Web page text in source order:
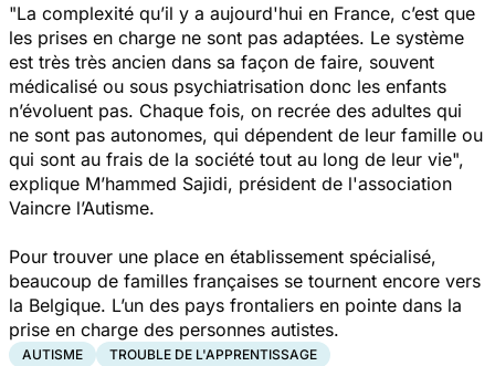
"La complexité qu’il y a aujourd'hui en France, c’est que
les prises en charge ne sont pas adaptées. Le système
est très très ancien dans sa façon de faire, souvent
médicalisé ou sous psychiatrisation donc les enfants
n’évoluent pas. Chaque fois, on recrée des adultes qui
ne sont pas autonomes, qui dépendent de leur famille ou
qui sont au frais de la société tout au long de leur vie",
explique M’hammed Sajidi, président de l'association
Vaincre l’Autisme.
Pour trouver une place en établissement spécialisé,
beaucoup de familles françaises se tournent encore vers
la Belgique. L’un des pays frontaliers en pointe dans la
prise en charge des personnes autistes.
AUTISME
TROUBLE DE L'APPRENTISSAGE